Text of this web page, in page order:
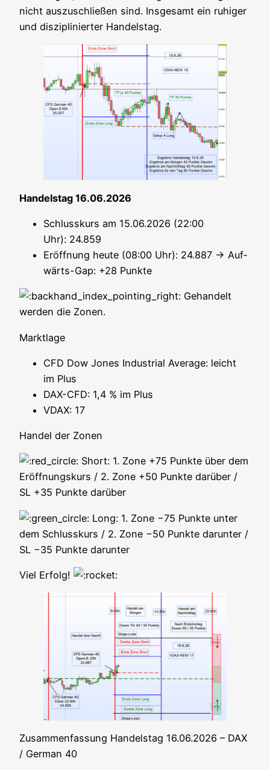
nicht aus­zu­schlie­ßen sind. Ins­ge­samt ein ruhi­ger
und dis­zi­pli­nier­ter Handelstag.
Han­dels­tag 16.06.2026
Schluss­kurs am 15.06.2026 (22:00
Uhr): 24.859
Eröff­nung heu­te (08:00 Uhr): 24.887 → Auf­
wärts-Gap: +28 Punkte
Gehan­delt
wer­den die Zonen.
Markt­la­ge
CFD Dow Jones Indus­tri­al Avera­ge: leicht
im Plus
DAX-CFD: 1,4 % im Plus
VDAX: 17
Han­del der Zonen
Short: 1. Zone +75 Punk­te über dem
Eröff­nungs­kurs / 2. Zone +50 Punk­te dar­über /
SL +35 Punk­te darüber
Long: 1. Zone −75 Punk­te unter
dem Schluss­kurs / 2. Zone −50 Punk­te dar­un­ter /
SL −35 Punk­te darunter
Viel Erfolg!
Zusam­men­fas­sung Han­dels­tag 16.06.2026 – DAX
/ Ger­man 40